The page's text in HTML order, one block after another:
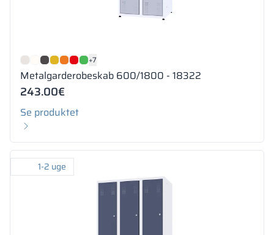
+7
Metalgarderobeskab 600/1800 - 18322
243.00€
Se produktet
1-2 uge